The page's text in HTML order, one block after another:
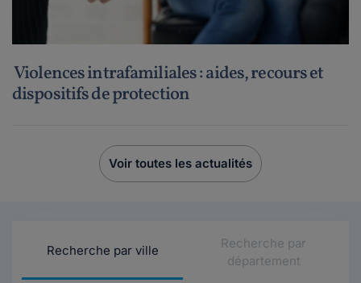
Violences intrafamiliales : aides, recours et
dispositifs de protection
Voir toutes les actualités
Recherche par ville
Recherche par
département